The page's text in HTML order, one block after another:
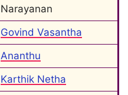
Narayanan
Govind Vasantha
Ananthu
Karthik Netha